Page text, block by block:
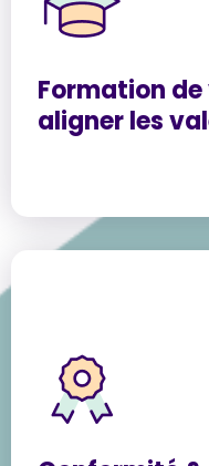
Formation
aligner les